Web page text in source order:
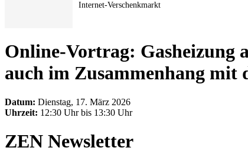
Internet-Verschenkmarkt
Online-Vortrag: Gasheizung
auch im Zusammenhang mit
Datum: Dienstag, 17. März 2026
Uhrzeit: 12:30 Uhr bis 13:30 Uhr
ZEN Newsletter